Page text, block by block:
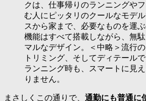
クは、仕事帰りのランニングや
む人にピッタリのクールなモデ
スから家まで、必要なものを運
機能はすべて搭載しながら、無
マルなデザイン。＜中略＞流行の
トリミング、そしてディテール
ランニング時も、スマートに見
りません。
まさしくこの通りで、 通勤にも普通に